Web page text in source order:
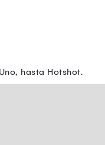
hasta Hotshot.